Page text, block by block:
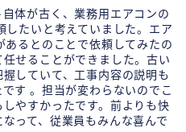
体が古く、業務用エアコンの
たいと考えていました。エア
るとのことで依頼してみたの
せることができました。古い
していて、工事内容の説明も
す 。担当が変わらないのでこ
やすかったです。前よりも快
って、従業員もみんな喜んで